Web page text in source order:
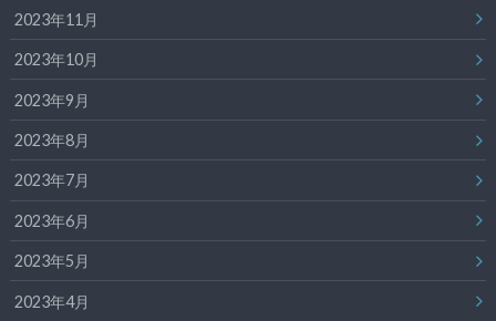
2023年11月
2023年10月
2023年9月
2023年8月
2023年7月
2023年6月
2023年5月
2023年4月